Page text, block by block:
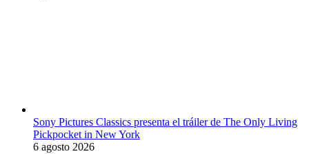
Sony Pictures Classics presenta el tráiler de The Only Living
Pickpocket in New York
6 agosto 2026